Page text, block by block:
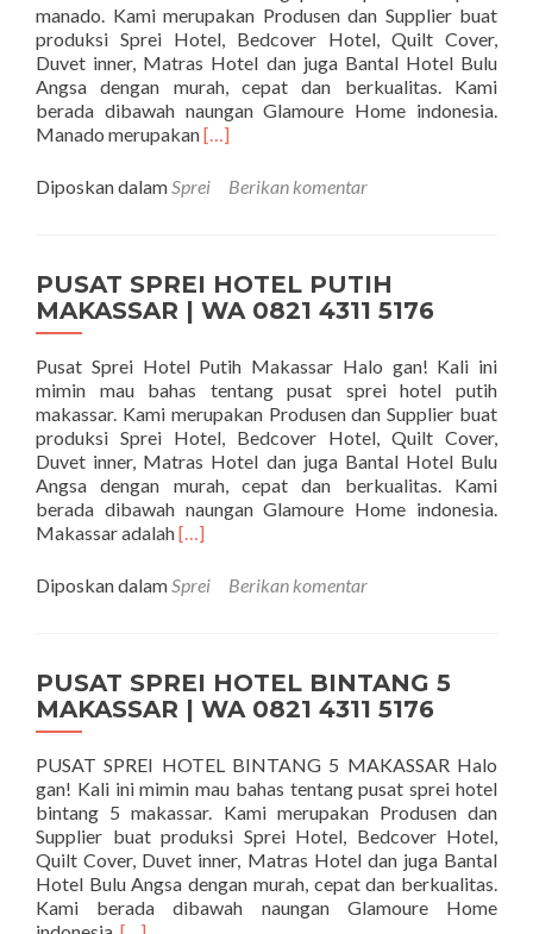
manado. Kami merupakan Produsen dan Supplier buat
produksi Sprei Hotel, Bedcover Hotel, Quilt Cover,
Duvet inner, Matras Hotel dan juga Bantal Hotel Bulu
Angsa dengan murah, cepat dan berkualitas. Kami
berada dibawah naungan Glamoure Home indonesia.
Manado merupakanSelengkapnya tentangPUSAT SPREI
[…]
Diposkan dalamSprei Berikan komentar
PUSAT SPREI HOTEL PUTIH
MAKASSAR | WA 0821 4311 5176
Pusat Sprei Hotel Putih Makassar Halo gan! Kali ini
mimin mau bahas tentang pusat sprei hotel putih
makassar. Kami merupakan Produsen dan Supplier buat
produksi Sprei Hotel, Bedcover Hotel, Quilt Cover,
Duvet inner, Matras Hotel dan juga Bantal Hotel Bulu
Angsa dengan murah, cepat dan berkualitas. Kami
berada dibawah naungan Glamoure Home indonesia.
Makassar adalahSelengkapnya tentangPUSAT SPREI
[…]
Diposkan dalamSprei Berikan komentar
PUSAT SPREI HOTEL BINTANG 5
MAKASSAR | WA 0821 4311 5176
PUSAT SPREI HOTEL BINTANG 5 MAKASSAR Halo
gan! Kali ini mimin mau bahas tentang pusat sprei hotel
bintang 5 makassar. Kami merupakan Produsen dan
Supplier buat produksi Sprei Hotel, Bedcover Hotel,
Quilt Cover, Duvet inner, Matras Hotel dan juga Bantal
Hotel Bulu Angsa dengan murah, cepat dan berkualitas.
Kami berada dibawah naungan Glamoure Home